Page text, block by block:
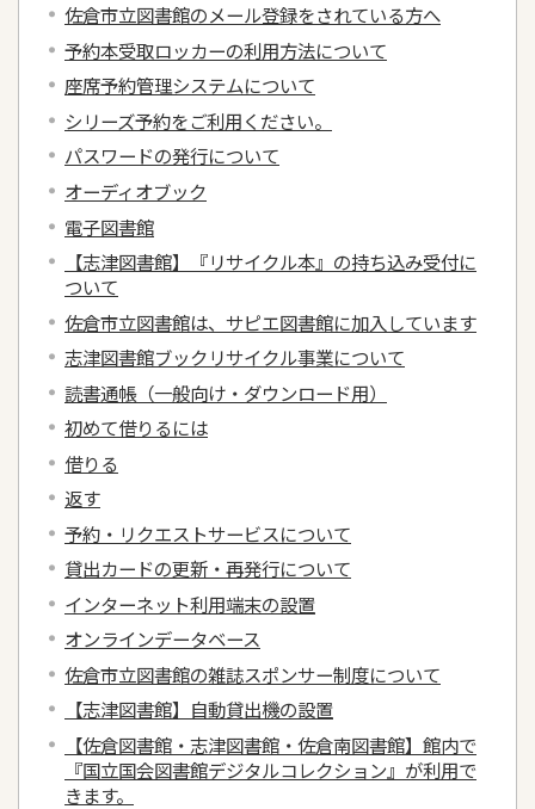
佐倉市立図書館のメール登録をされている方へ
予約本受取ロッカーの利用方法について
座席予約管理システムについて
シリーズ予約をご利用ください。
パスワードの発行について
オーディオブック
電子図書館
【志津図書館】『リサイクル本』の持ち込み受付に
ついて
佐倉市立図書館は、サピエ図書館に加入しています
志津図書館ブックリサイクル事業について
読書通帳（一般向け・ダウンロード用）
初めて借りるには
借りる
返す
予約・リクエストサービスについて
貸出カードの更新・再発行について
インターネット利用端末の設置
オンラインデータベース
佐倉市立図書館の雑誌スポンサー制度について
【志津図書館】自動貸出機の設置
【佐倉図書館・志津図書館・佐倉南図書館】館内で
『国立国会図書館デジタルコレクション』が利用で
きます。